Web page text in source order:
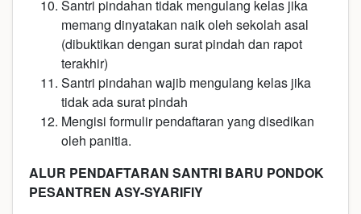
Santri pindahan tidak mengulang kelas jika
memang dinyatakan naik oleh sekolah asal
(dibuktikan dengan surat pindah dan rapot
terakhir)
Santri pindahan wajib mengulang kelas jika
tidak ada surat pindah
Mengisi formulir pendaftaran yang disedikan
oleh panitia.
ALUR PENDAFTARAN SANTRI BARU PONDOK
PESANTREN ASY-SYARIFIY